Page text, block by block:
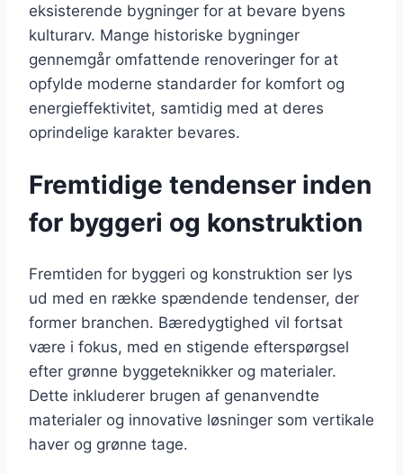
eksisterende bygninger for at bevare byens
kulturarv. Mange historiske bygninger
gennemgår omfattende renoveringer for at
opfylde moderne standarder for komfort og
energieffektivitet, samtidig med at deres
oprindelige karakter bevares.
Fremtidige tendenser inden
for byggeri og konstruktion
Fremtiden for byggeri og konstruktion ser lys
ud med en række spændende tendenser, der
former branchen. Bæredygtighed vil fortsat
være i fokus, med en stigende efterspørgsel
efter grønne byggeteknikker og materialer.
Dette inkluderer brugen af genanvendte
materialer og innovative løsninger som vertikale
haver og grønne tage.